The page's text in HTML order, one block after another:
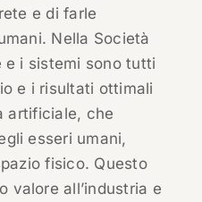
e di farle
Nella Società
e i sistemi sono tutti
e i risultati ottimali
artificiale, che
esseri umani,
fisico. Questo
valore all’industria e